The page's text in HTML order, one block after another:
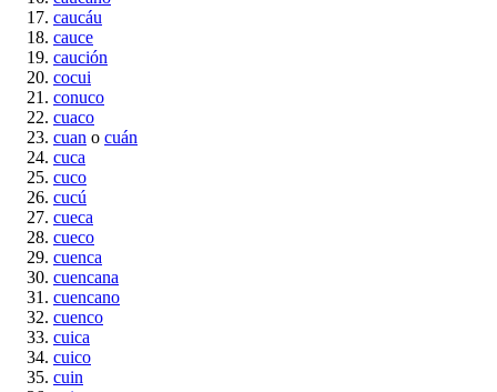
caucáu
cauce
caución
cocui
conuco
cuaco
cuan o cuán
cuca
cuco
cucú
cueca
cueco
cuenca
cuencana
cuencano
cuenco
cuica
cuico
cuin